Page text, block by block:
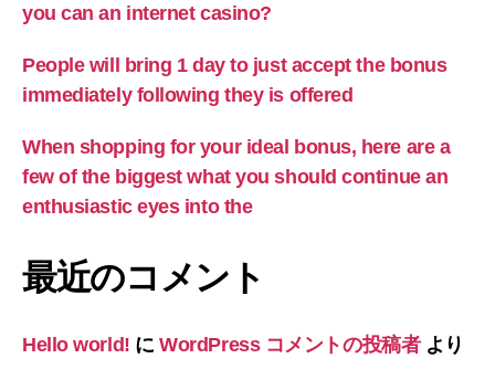
you can an internet casino?
People will bring 1 day to just accept the bonus
immediately following they is offered
When shopping for your ideal bonus, here are a
few of the biggest what you should continue an
enthusiastic eyes into the
最近のコメント
Hello world! にWordPress コメントの投稿者より